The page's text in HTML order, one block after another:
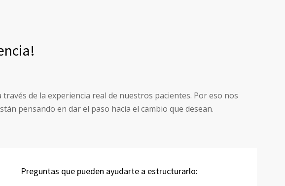
de la experiencia real de nuestros pacientes. Por eso nos
pensando en dar el paso hacia el cambio que desean.
Preguntas que pueden ayudarte a estructurarlo: